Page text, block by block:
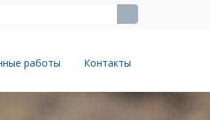
работы Контакты